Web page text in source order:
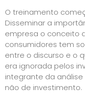
O treinamento
Disseminar a
empresa o conceito
consumidores tem
entre o discurso e o
era ignorada pelos
integrante da
não de investimento.